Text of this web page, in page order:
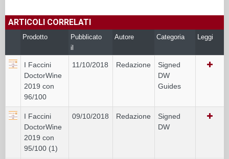
ARTICOLI CORRELATI
Prodotto
Pubblicato
il
Autore Categoria Leggi
I Faccini
DoctorWine
2019 con
96/100
11/10/2018 Redazione
Signed
DW
Guides
I Faccini
DoctorWine
2019 con
95/100 (1)
09/10/2018 Redazione
Signed
DW